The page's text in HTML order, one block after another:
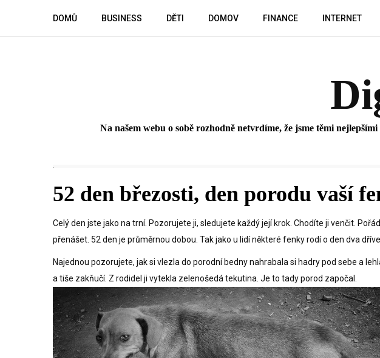
content
DOMŮ BUSINESS DĚTI DOMOV FINANCE INTERNET
Na našem webu o sobě rozhodně netvrdíme, že jsme těmi
52 den březosti, den porodu vaší
Celý den jste jako na trní. Pozorujete ji, sledujete každý její krok. Chodíte ji venčit.
přenášet. 52 den je průměrnou dobou. Tak jako u lidí některé fenky rodí o den dva
Najednou pozorujete, jak si vlezla do porodní bedny nahrabala si hadry pod sebe a
a tiše zakňučí. Z rodidel ji vytekla zelenošedá tekutina. Je to tady porod započal.